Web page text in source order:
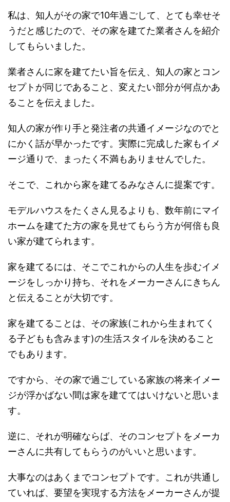
私は、知人がその家で10年過ごして、とても幸せそ
うだと感じたので、その家を建てた業者さんを紹介
してもらいました。
業者さんに家を建てたい旨を伝え、知人の家とコン
セプトが同じであること、変えたい部分が何点かあ
ることを伝えました。
知人の家が作り手と発注者の共通イメージなのでと
にかく話が早かったです。実際に完成した家もイメ
ージ通りで、まったく不満もありませんでした。
そこで、これから家を建てるみなさんに提案です。
モデルハウスをたくさん見るよりも、数年前にマイ
ホームを建てた方の家を見せてもらう方が何倍も良
い家が建てられます。
家を建てるには、そこでこれからの人生を歩むイメ
ージをしっかり持ち、それをメーカーさんにきちん
と伝えることが大切です。
家を建てることは、その家族(これから生まれてく
る子どもも含みます)の生活スタイルを決めること
でもあります。
ですから、その家で過ごしている家族の将来イメー
ジが浮かばない間は家を建ててはいけないと思いま
す。
逆に、それが明確ならば、そのコンセプトをメーカ
ーさんに共有してもらうのがいいと思います。
大事なのはあくまでコンセプトです。これが共通し
ていれば、要望を実現する方法をメーカーさんが提